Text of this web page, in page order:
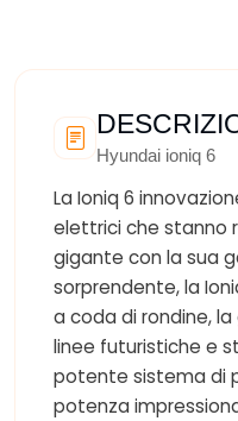
Hyundai ioniq 6
La Ioniq 6
elettrici che stanno
gigante con la sua
sorprendente, la
a coda di rondine,
linee futuristiche e
potente sistema di
potenza